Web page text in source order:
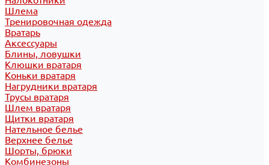
Шлема
Тренировочная одежда
Вратарь
Аксессуары
Блины, ловушки
Клюшки вратаря
Коньки вратаря
Нагрудники вратаря
Трусы вратаря
Шлем вратаря
Щитки вратаря
Нательное белье
Верхнее белье
Шорты, брюки
Комбинезоны